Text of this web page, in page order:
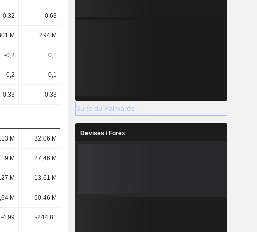
-0,32 0,63
M 294 M
-0,2 0,1
-0,2 0,1
0,33 0,33
M 32,06 M
M 27,46 M
M 13,61 M
M 50,46 M
-4,99 -244,81
Suite du Palmarès
Devises / Forex